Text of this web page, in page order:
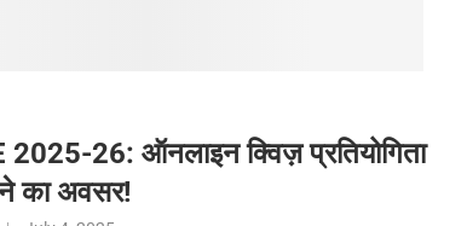
26: ऑनलाइन क्विज़ प्रतियोगिता
का अवसर!